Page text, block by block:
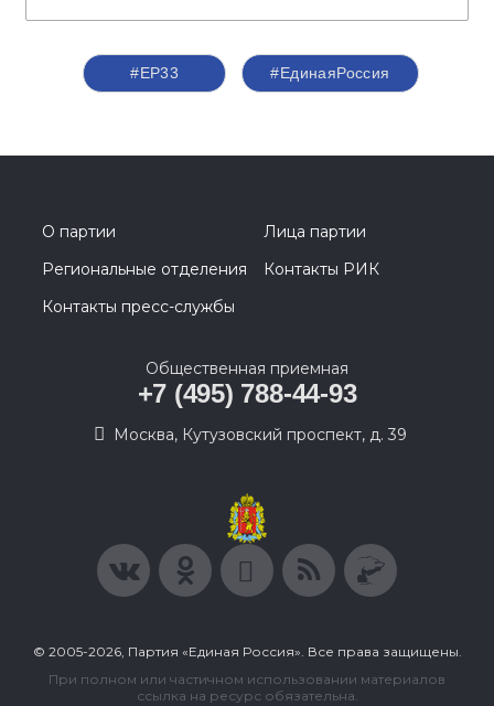
#ЕР33 #ЕдинаяРоссия
О партии
Лица партии
Региональные отделения
Контакты РИК
Контакты пресс-службы
Общественная приемная
+7 (495) 788-44-93
Москва, Кутузовский проспект, д. 39
© 2005-2026, Партия «Единая Россия». Все права защищены.
При полном или частичном использовании материалов
ссылка на ресурс обязательна.